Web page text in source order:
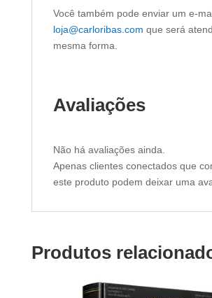
Você também pode enviar um e-
loja@carloribas.com que será
mesma forma.
Avaliações
Não há avaliações ainda.
Apenas clientes conectados que
este produto podem deixar uma
Produtos